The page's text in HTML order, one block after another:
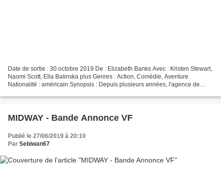
Date de sortie : 30 octobre 2019 De : Elizabeth Banks Avec : Kristen Stewart,
Naomi Scott, Ella Balinska plus Genres : Action, Comédie, Aventure
Nationalité : américain Synopsis : Depuis plusieurs années, l'agence de
MIDWAY - Bande Annonce VF
Publié le 27/06/2019 à 20:10
Par Sebiwan67